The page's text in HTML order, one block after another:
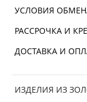
УСЛОВИЯ
РАССРОЧКА И
ДОСТАВКА И
ИЗДЕЛИЯ ИЗ